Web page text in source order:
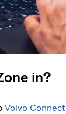
in?
Volvo Connect